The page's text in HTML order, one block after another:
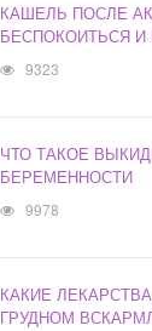
КАШЕЛЬ ПОСЛЕ
БЕСПОКОИТЬСЯ И
9323
ЧТО ТАКОЕ
БЕРЕМЕННОСТИ
9978
КАКИЕ
ГРУДНОМ